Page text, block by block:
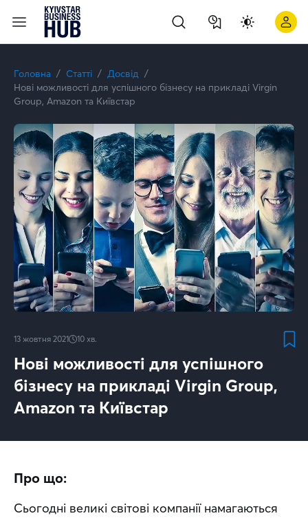
Головна Статті
Досвід
Нові можливості для успішного бізнесу на прикладі Virgin
Group, Amazon та Київстар
13 жовтня 2021 10 хв.
Нові можливості для успішного
бізнесу на прикладі Virgin Group,
Amazon та Київстар
Про що:
Сьогодні великі світові компанії намагаються
Як Big Data допомагає бізнесу краще розуміти клієнтів: